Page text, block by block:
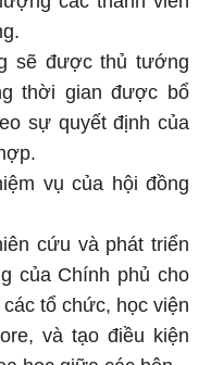
sẽ được thủ tướng
thời gian được bổ
sự quyết định của
vụ của hội đồng
cứu và phát triển
của Chính phủ cho
tổ chức, học viện
và tạo điều kiện